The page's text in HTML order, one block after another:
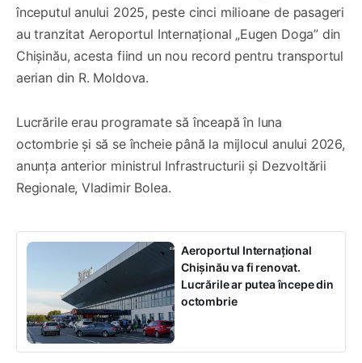
începutul anului 2025, peste cinci milioane de pasageri
au tranzitat Aeroportul Internațional „Eugen Doga” din
Chișinău, acesta fiind un nou record pentru transportul
aerian din R. Moldova.
Lucrările erau programate să înceapă în luna
octombrie și să se încheie până la mijlocul anului 2026,
anunța anterior ministrul Infrastructurii și Dezvoltării
Regionale, Vladimir Bolea.
Aeroportul Internațional
Chișinău va fi renovat.
Lucrările ar putea începe din
octombrie